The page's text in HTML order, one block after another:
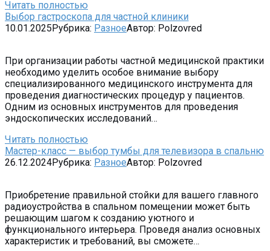
Читать полностью
Выбор гастроскопа для частной клиники
10.01.2025Рубрика: РазноеАвтор: Polzovred
При организации работы частной медицинской практики
необходимо уделить особое внимание выбору
специализированного медицинского инструмента для
проведения диагностических процедур у пациентов.
Одним из основных инструментов для проведения
эндоскопических исследований…
Читать полностью
Мастер-класс — выбор тумбы для телевизора в спальню
26.12.2024Рубрика: РазноеАвтор: Polzovred
Приобретение правильной стойки для вашего главного
радиоустройства в спальном помещении может быть
решающим шагом к созданию уютного и
функционального интерьера. Проведя анализ основных
характеристик и требований, вы сможете…